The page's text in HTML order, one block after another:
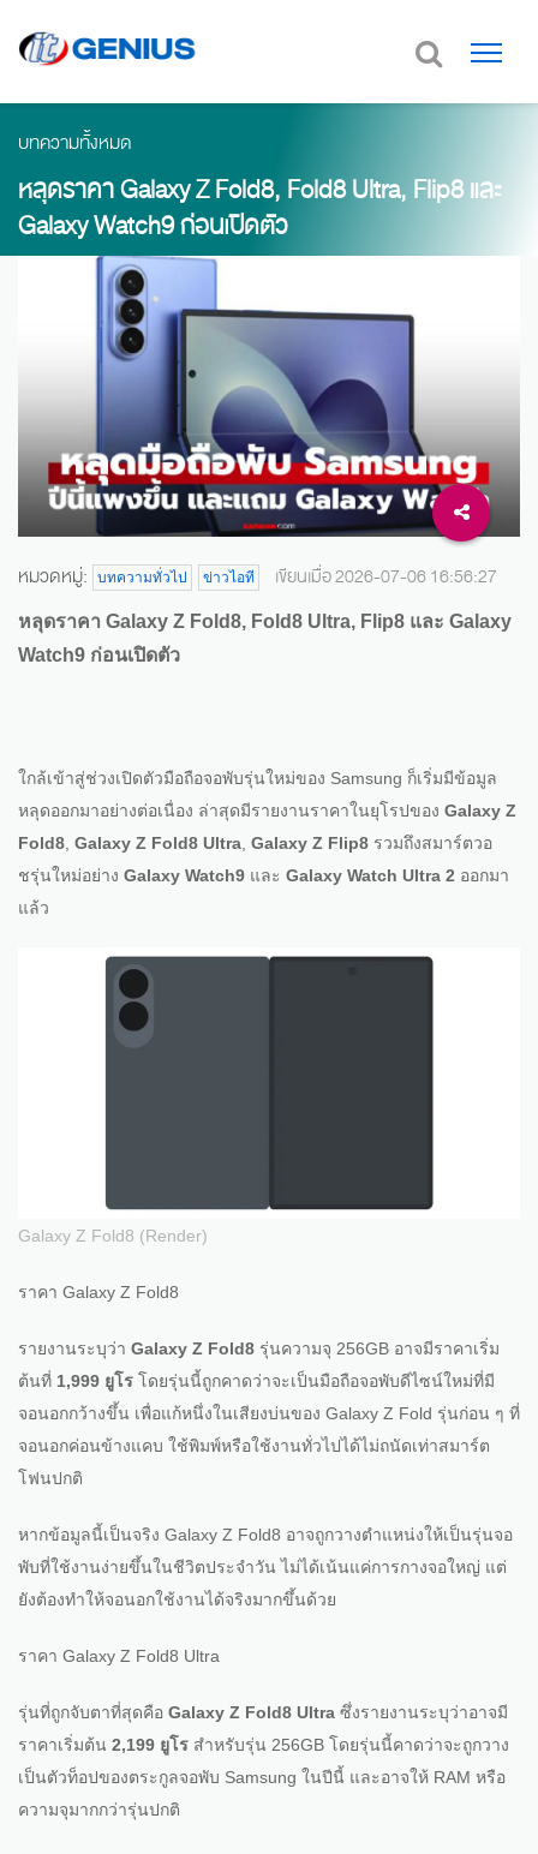
บทความทั้งหมด
หลุดราคา Galaxy Z Fold8, Fold8 Ultra, Flip8 และ
Galaxy Watch9 ก่อนเปิดตัว
หมวดหมู่: บทความทั่วไป ข่าวไอที เขียนเมื่อ 2026-07-06 16:56:27
หลุดราคา Galaxy Z Fold8, Fold8 Ultra, Flip8 และ Galaxy
Watch9 ก่อนเปิดตัว
ใกล้เข้าสู่ช่วงเปิดตัวมือถือจอพับรุ่นใหม่ของ Samsung ก็เริ่มมีข้อมูล
หลุดออกมาอย่างต่อเนื่อง ล่าสุดมีรายงานราคาในยุโรปของ Galaxy Z
Fold8 Galaxy Z Fold8 Ultra Galaxy Z Flip8 รวมถึงสมาร์ตวอ
ชรุ่นใหม่อย่าง Galaxy Watch9 และ Galaxy Watch Ultra 2 ออกมา
แล้ว
Galaxy Z Fold8 (Render)
ราคา Galaxy Z Fold8
รายงานระบุว่า Galaxy Z Fold8 รุ่นความจุ 256GB อาจมีราคาเริ่ม
ต้นที่ 1,999 ยูโร โดยรุ่นนี้ถูกคาดว่าจะเป็นมือถือจอพับดีไซน์ใหม่ที่มี
จอนอกกว้างขึ้น เพื่อแก้หนึ่งในเสียงบ่นของ Galaxy Z Fold รุ่นก่อน ๆ ที่
จอนอกค่อนข้างแคบ ใช้พิมพ์หรือใช้งานทั่วไปได้ไม่ถนัดเท่าสมาร์ต
โฟนปกติ
หากข้อมูลนี้เป็นจริง Galaxy Z Fold8 อาจถูกวางตำแหน่งให้เป็นรุ่นจอ
พับที่ใช้งานง่ายขึ้นในชีวิตประจำวัน ไม่ได้เน้นแค่การกางจอใหญ่ แต่
ยังต้องทำให้จอนอกใช้งานได้จริงมากขึ้นด้วย
ราคา Galaxy Z Fold8 Ultra
รุ่นที่ถูกจับตาที่สุดคือ Galaxy Z Fold8 Ultra ซึ่งรายงานระบุว่าอาจมี
ราคาเริ่มต้น 2,199 ยูโร สำหรับรุ่น 256GB โดยรุ่นนี้คาดว่าจะถูกวาง
เป็นตัวท็อปของตระกูลจอพับ Samsung ในปีนี้ และอาจให้ RAM หรือ
ความจุมากกว่ารุ่นปกติ